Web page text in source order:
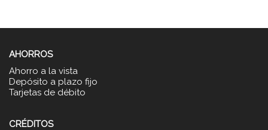
AHORROS
Ahorro a la vista
Depósito a plazo fijo
Tarjetas de débito
CRÉDITOS